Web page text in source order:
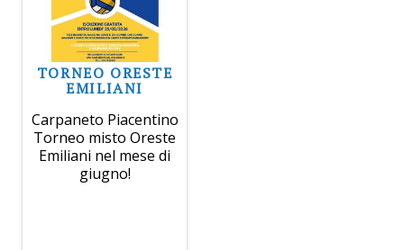
TORNEO ORESTE
EMILIANI
Carpaneto Piacentino
Torneo misto Oreste
Emiliani nel mese di
giugno!